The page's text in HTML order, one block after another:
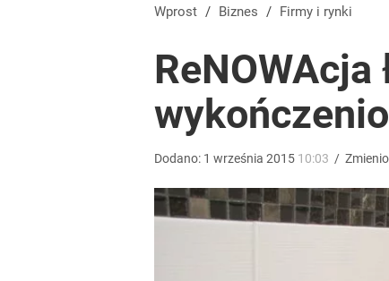
Wprost / Biznes / Firmy i rynki
Dodano: 1 września 2015 10:03 /